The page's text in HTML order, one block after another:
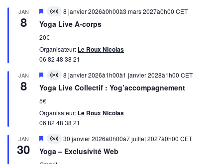
JAN
8
Mis
avant
Virtual
évènement
8 janvier 2026à0h00à3 mars 2027à0h00 CET
Yoga Live A-corps
20€
Organisateur: Le Roux Nicolas
06 82 48 38 21
JAN
8
Mis
avant
Virtual
évènement
8 janvier 2026à1h00à1 janvier 2028à1h00 CET
Yoga Live Collectif : Yog’accompagnement
5€
Organisateur: Le Roux Nicolas
06 82 48 38 21
JAN
30
Mis
avant
Virtual
évènement
30 janvier 2026à0h00à7 juillet 2027à0h00 CET
Yoga – Exclusivité Web